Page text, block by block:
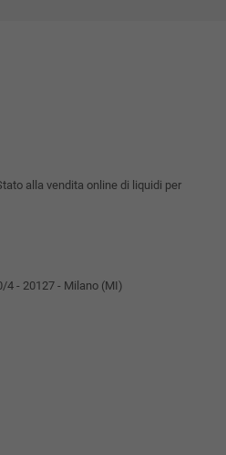
alla vendita online di liquidi per
4 - 20127 - Milano (MI)